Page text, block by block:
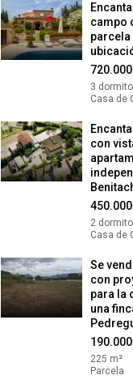
campo
parcela
3
Casa de
con
2
Casa de
Se
con
para la
una
225 m²
Parcela